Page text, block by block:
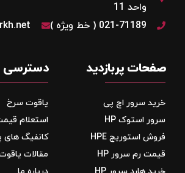
واحد 11
021-71189 ( خط ویژه )
صفحات پربازدید
خرید سرور اچ پی
سرور استوک HP
فروش استوریج‌ HPE
قیمت رم سرور HP
دسترسی
یاقوت سرخ
استعلام
کانفیگ های
مقالات